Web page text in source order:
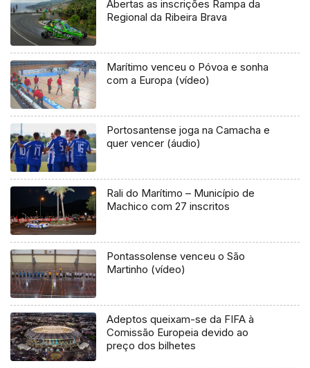
Abertas as inscrições Rampa da
Regional da Ribeira Brava
Marítimo venceu o Póvoa e sonha
com a Europa (vídeo)
Portosantense joga na Camacha e
quer vencer (áudio)
Rali do Marítimo – Município de
Machico com 27 inscritos
Pontassolense venceu o São
Martinho (vídeo)
Adeptos queixam-se da FIFA à
Comissão Europeia devido ao
preço dos bilhetes